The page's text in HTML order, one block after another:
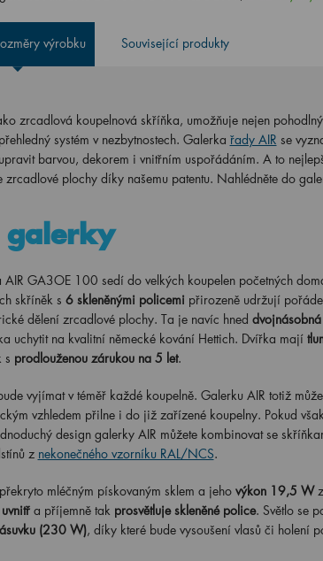
výrobku Související produkty
zrcadlová koupelnová skříňka, umožňuje nejen
systém v nezbytnostech. Galerka řady AIR se
barvou, dekorem i vnitřním uspořádáním. A to
plochy díky našemu patentu. Nahlédněte do
galerky
AIR GA3OE 100 sedí do velkých koupelen početných
skříněk s 6 skleněnými policemi přirozeně udržují
dělení zrcadlové plochy. Ta je navíc hned dvojnásobná
uchytit na kvalitní německé kování Hettich. Dvířka mají
s prodlouženou zárukou na 5 let.
vyjímat v téměř každé koupelně. Galerku AIR totiž
vzhledem přilne i do již zařízené koupelny. Pokud
design galerky AIR můžete kombinovat se
z nekonečného vzorníku RAL/NCS.
mléčným pískovaným sklem a jeho výkon 19,5 W
a příjemně tak prosvětluje skleněné police. Světlo se
(230 W), díky které bude vysoušení vlasů či holení